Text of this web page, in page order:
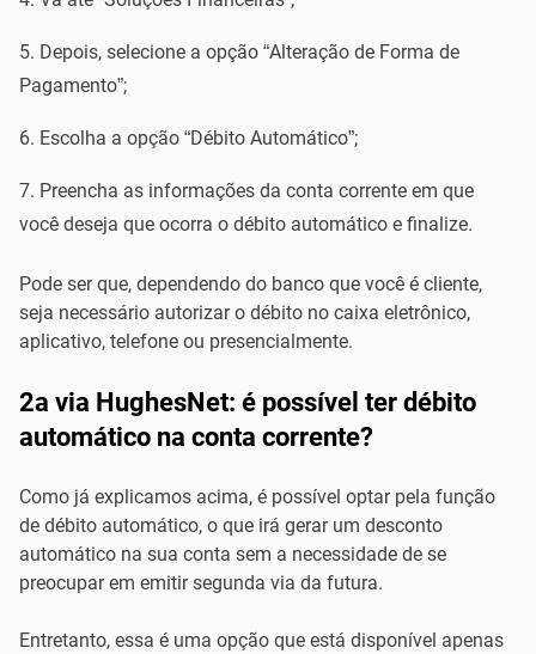
Depois, selecione a opção “Alteração de Forma de
Pagamento”;
Escolha a opção “Débito Automático”;
Preencha as informações da conta corrente em que
você deseja que ocorra o débito automático e finalize.
Pode ser que, dependendo do banco que você é cliente,
seja necessário autorizar o débito no caixa eletrônico,
aplicativo, telefone ou presencialmente.
2a via HughesNet: é possível ter débito
automático na conta corrente?
Como já explicamos acima, é possível optar pela função
de débito automático, o que irá gerar um desconto
automático na sua conta sem a necessidade de se
preocupar em emitir segunda via da futura.
Entretanto, essa é uma opção que está disponível apenas